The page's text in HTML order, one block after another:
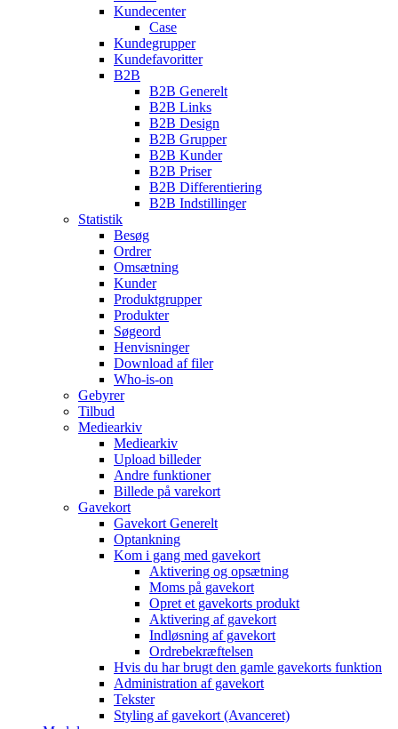
Kundecenter
Case
Kundegrupper
Kundefavoritter
B2B
B2B Generelt
B2B Links
B2B Design
B2B Grupper
B2B Kunder
B2B Priser
B2B Differentiering
B2B Indstillinger
Statistik
Besøg
Ordrer
Omsætning
Kunder
Produktgrupper
Produkter
Søgeord
Henvisninger
Download af filer
Who-is-on
Gebyrer
Tilbud
Mediearkiv
Mediearkiv
Upload billeder
Andre funktioner
Billede på varekort
Gavekort
Gavekort Generelt
Optankning
Kom i gang med gavekort
Aktivering og opsætning
Moms på gavekort
Opret et gavekorts produkt
Aktivering af gavekort
Indløsning af gavekort
Ordrebekræftelsen
Hvis du har brugt den gamle gavekorts funktion
Administration af gavekort
Tekster
Styling af gavekort (Avanceret)